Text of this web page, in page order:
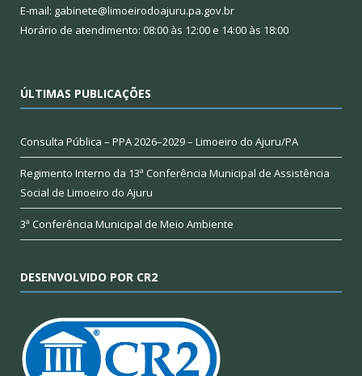
E-mail: gabinete@limoeirodoajuru.pa.gov.br
Horário de atendimento: 08:00 às 12:00 e 14:00 às 18:00
ÚLTIMAS PUBLICAÇÕES
Consulta Pública – PPA 2026–2029 – Limoeiro do Ajuru/PA
Regimento Interno da 13ª Conferência Municipal de Assistência
Social de Limoeiro do Ajuru
3ª Conferência Municipal de Meio Ambiente
DESENVOLVIDO POR CR2